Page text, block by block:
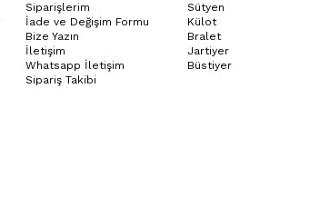
Siparişlerim
İade ve Değişim Formu
Bize Yazın
İletişim
Whatsapp İletişim
Sipariş Takibi
Sütyen
Külot
Bralet
Jartiyer
Büstiyer